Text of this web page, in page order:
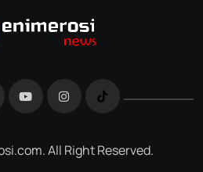
All Right Reserved.